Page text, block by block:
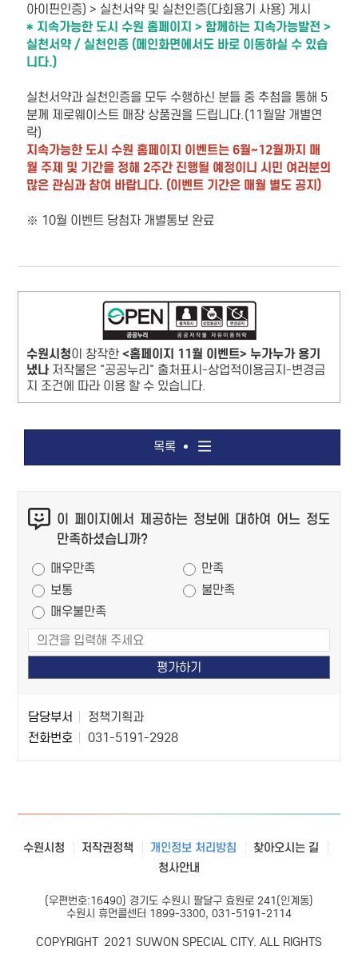
아이핀인증) > 실천서약 및 실천인증(다회용기 사용) 게시
* 지속가능한 도시 수원 홈페이지 > 함께하는 지속가능발전 >
실천서약 / 실천인증 (메인화면에서도 바로 이동하실 수 있습
니다.)
실천서약과 실천인증을 모두 수행하신 분들 중 추첨을 통해 5
분께 제로웨이스트 매장 상품권을 드립니다.(11월말 개별연
락)
지속가능한 도시 수원 홈페이지 이벤트는 6월~12월까지 매
월 주제 및 기간을 정해 2주간 진행될 예정이니 시민 여러분의
많은 관심과 참여 바랍니다. (이벤트 기간은 매월 별도 공지)
※ 10월 이벤트 당첨자 개별통보 완료
수원시청이 창작한<홈페이지 11월 이벤트> 누가누가 용기
냈나저작물은 "공공누리" 출처표시-상업적이용금지-변경금
지 조건에 따라 이용 할 수 있습니다.
목록
텐
이 페이지에서 제공하는 정보에 대하여 어느 정도
만족하셨습니까?
매우만족
만족
보통
불만족
매우불만족
당
자
당
자
담당부서
정책기획과
전화번호
031-5191-2928
수원시청 저작권정책 개인정보 처리방침
찾아오시는 길
청사안내
(우편번호:16490) 경기도 수원시 팔달구 효원로 241(인계동)
수원시 휴먼콜센터 1899-3300, 031-5191-2114
COPYRIGHT 2021 SUWON SPECIAL CITY. ALL RIGHTS